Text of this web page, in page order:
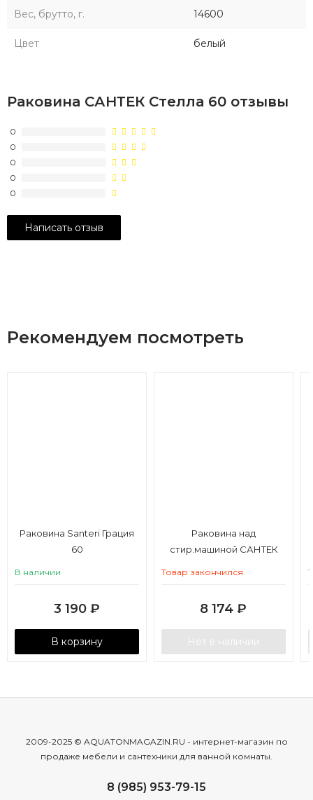
Вес, брутто, г. 14600
Цвет белый
Раковина САНТЕК Стелла 60 отзывы
0
0
0
0
0
Рекомендуем посмотреть
Раковина Santeri Грация
60
В наличии
3 190 ₽
В корзину
Раковина над
стир.машиной САНТЕК
Товар закончился
8 174 ₽
Нет в наличии
2009-2025 © AQUATONMAGAZIN.RU - интернет-магазин по
продаже мебели и сантехники для ванной комнаты.
8 (985) 953-79-15